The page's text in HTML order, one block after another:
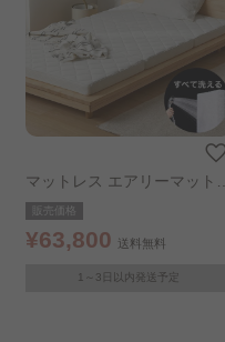
マットレス エアリーマットレ
ス 9cm エアリーマットレス
セミダブル
販売価格
¥63,800 送料無料
1～3日以内発送予定